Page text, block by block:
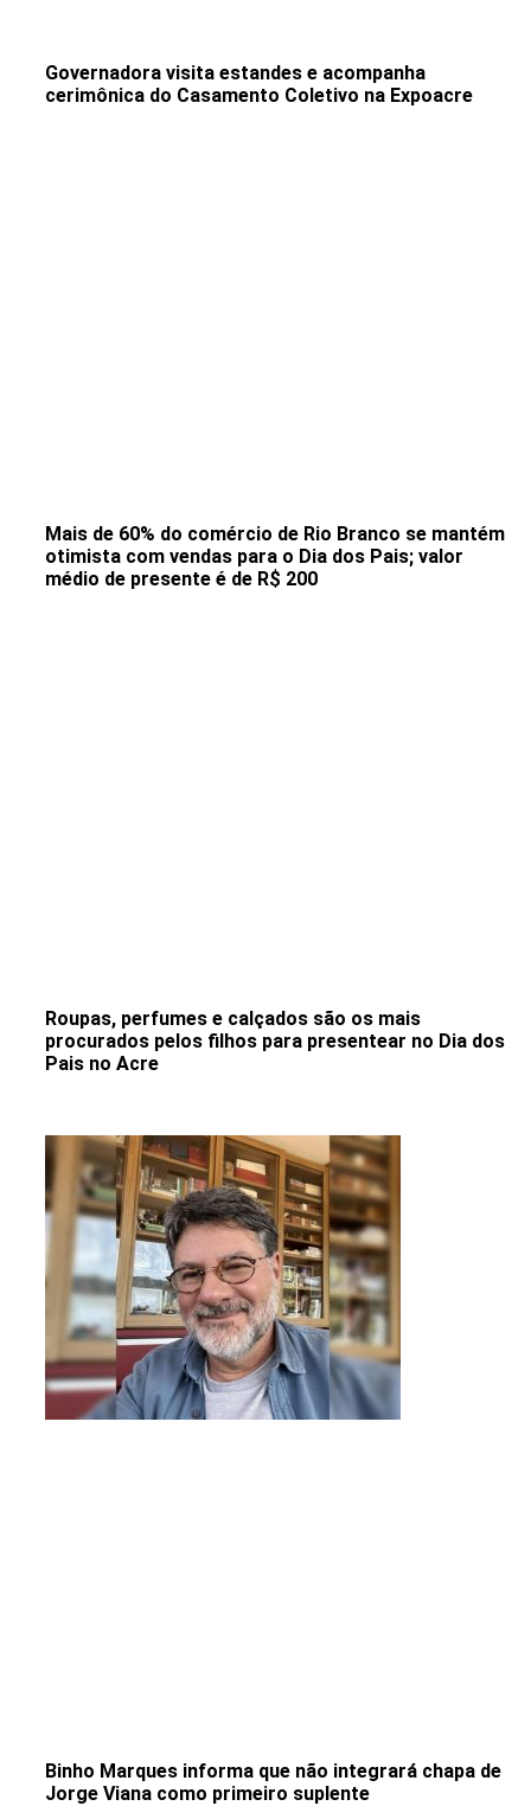
Governadora visita estandes e acompanha
cerimônica do Casamento Coletivo na Expoacre
Mais de 60% do comércio de Rio Branco se mantém
otimista com vendas para o Dia dos Pais; valor
médio de presente é de R$ 200
Roupas, perfumes e calçados são os mais
procurados pelos filhos para presentear no Dia dos
Pais no Acre
Binho Marques informa que não integrará chapa de
Jorge Viana como primeiro suplente